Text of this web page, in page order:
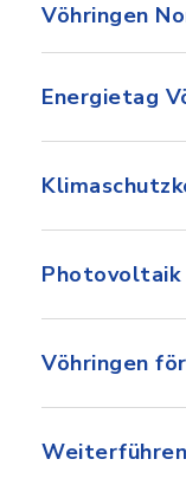
Vöhringen
Energietag
Photovoltaik
Vöhringen